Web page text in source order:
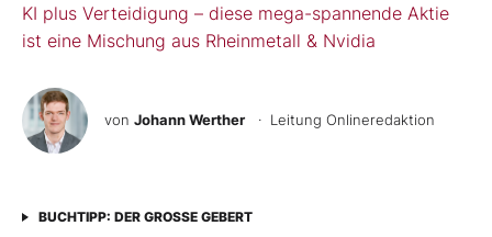
KI plus Verteidigung – diese mega-spannende Aktie
ist eine Mischung aus Rheinmetall & Nvidia
von Johann Werther · Leitung Onlineredaktion
BUCHTIPP: DER GROSSE GEBERT